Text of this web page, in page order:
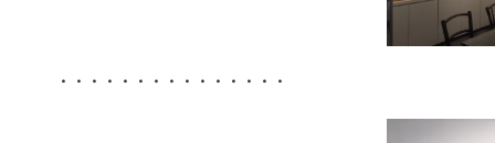
・・・・・・・・・・・・・・・